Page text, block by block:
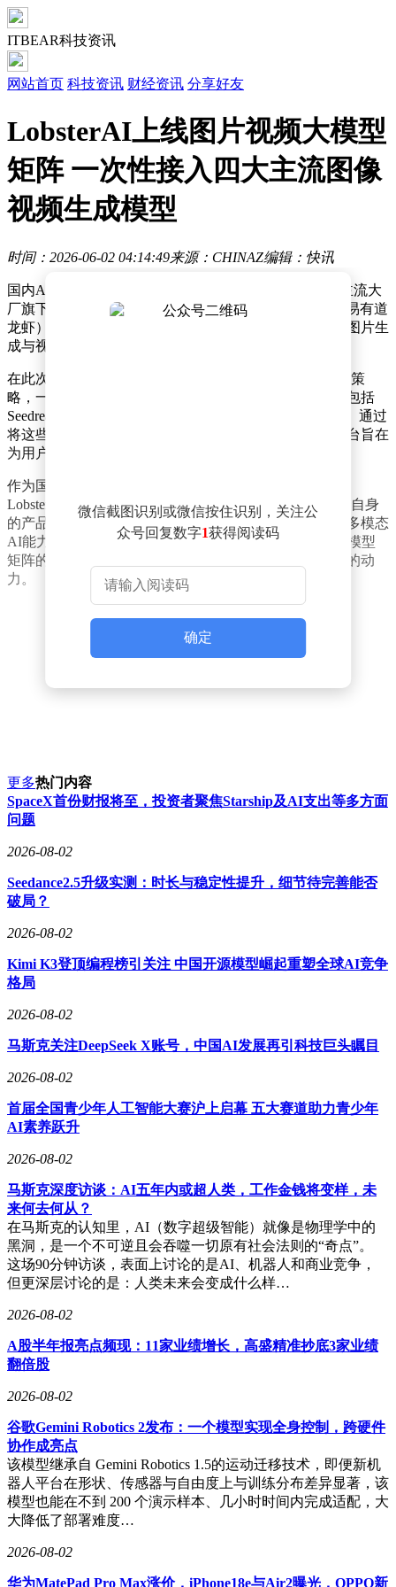
ITBEAR科技资讯
网站首页 科技资讯 财经资讯 分享好友
LobsterAI上线图片视频大模型
矩阵 一次性接入四大主流图像
视频生成模型
时间：2026-06-02 04:14:49来源：CHINAZ编辑：快讯
国内AIGC多模态创作领域再迎重磅进展。近日，国内主流大
厂旗下的首个开源“龙虾类”人工智能产品LobsterAI（网易有道
龙虾）宣布迎来重大版本升级，正式上线了备受瞩目的图片生
成与视频生成能力。
在此次能力升级中，LobsterAI 采用了创新的矩阵式整合策
略，一次性接入了行业前沿的四大主流多模态大模型，包括
Seedream、Seedance、HappyHorse 以及 MiniMax-Hailuo。通过
将这些顶尖的图像与视频生成模型进行全方位聚合，平台旨在
为用户提供更多元、更具表现力的视觉内容创作支持。
作为国内互联网大厂在开源生态中的一次关键卡位，
LobsterAI 此番开辟图片与视频生成矩阵，不仅丰富了其自身
的产品功能维度，也进一步降低了开发者和创作者调用多模态
AI能力的门槛。随着底层生成技术的不断成熟，这种多模型
矩阵的联动模式有望为后续的数字内容生产注入更强劲的动
力。
微信截图识别或微信按住识别，关注公
众号回复数字1获得阅读码
确定
更多热门内容
SpaceX首份财报将至，投资者聚焦Starship及AI支出等多方面
问题
2026-08-02
Seedance2.5升级实测：时长与稳定性提升，细节待完善能否
破局？
2026-08-02
Kimi K3登顶编程榜引关注 中国开源模型崛起重塑全球AI竞争
格局
2026-08-02
马斯克关注DeepSeek X账号，中国AI发展再引科技巨头瞩目
2026-08-02
首届全国青少年人工智能大赛沪上启幕 五大赛道助力青少年
AI素养跃升
2026-08-02
马斯克深度访谈：AI五年内或超人类，工作金钱将变样，未
来何去何从？
在马斯克的认知里，AI（数字超级智能）就像是物理学中的
黑洞，是一个不可逆且会吞噬一切原有社会法则的“奇点”。
这场90分钟访谈，表面上讨论的是AI、机器人和商业竞争，
但更深层讨论的是：人类未来会变成什么样…
2026-08-02
A股半年报亮点频现：11家业绩增长，高盛精准抄底3家业绩
翻倍股
2026-08-02
谷歌Gemini Robotics 2发布：一个模型实现全身控制，跨硬件
协作成亮点
该模型继承自 Gemini Robotics 1.5的运动迁移技术，即便新机
器人平台在形状、传感器与自由度上与训练分布差异显著，该
模型也能在不到 200 个演示样本、几小时时间内完成适配，大
大降低了部署难度…
2026-08-02
华为MatePad Pro Max涨价，iPhone18e与Air2曝光，OPPO新